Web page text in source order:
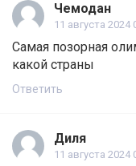
Чемодан
11 августа 2024
Самая позорная
какой страны
Ответить
Диля
11 августа 2024